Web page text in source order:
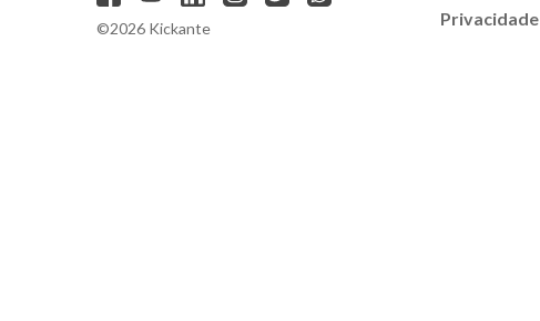
©2026 Kickante
Privacidade